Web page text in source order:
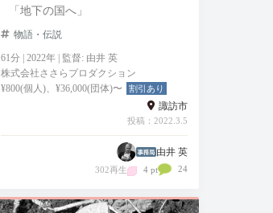
「地下の国へ」
物語・伝説
61分 | 2022年 | 監督: 由井 英
株式会社ささらプロダクション
¥800(個人)、¥36,000(団体)〜
割引あり
諏訪市
投稿：2022.3.5
由井 英
302再生 4 pt 24